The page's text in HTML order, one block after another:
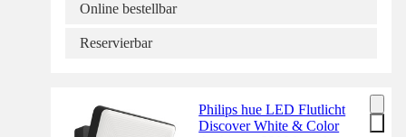
Online bestellbar
Reservierbar
Philips hue LED Flutlicht
Discover White & Color